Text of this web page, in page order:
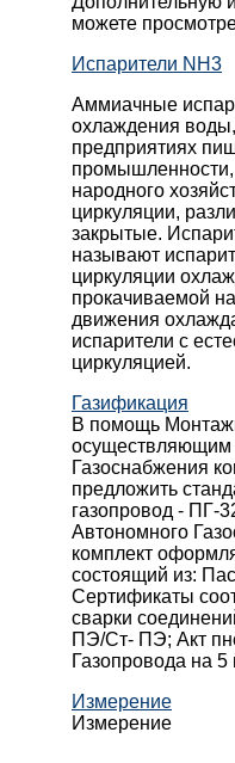
можете
Испарители NH3
Аммиачные
охлаждения
предприятиях
промышленности,
народного
циркуляции,
закрытые.
называют
циркуляции
прокачиваемой
движения
испарители с
циркуляцией.
Газификация
В помощь
осуществляющим
Газоснабжения
предложить
газопровод - ПГ-
Автономного
комплект
состоящий из:
Сертификаты
сварки
ПЭ/Ст- ПЭ; Акт
Газопровода на 5
Измерение
Измерение